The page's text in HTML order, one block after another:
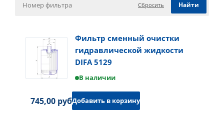
Сбросить
Фильтр сменный очистки
гидравлической жидкости
DIFA 5129
В наличии
745,00 руб.Добавить в корзину